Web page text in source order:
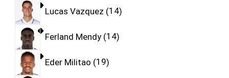
Lucas Vazquez 14
Ferland Mendy 14
Eder Militao 19